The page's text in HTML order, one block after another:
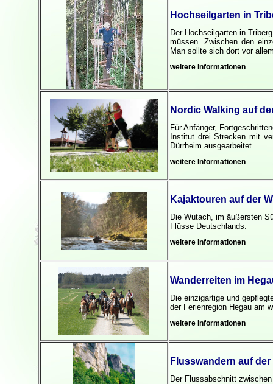
Hochseilgarten in
Der Hochseilgarten in
müssen. Zwischen den
Man sollte sich dort vor
weitere Informationen
Nordic Walking auf
Für Anfänger,
Institut drei Strecken mit
Dürrheim ausgearbeitet.
weitere Informationen
Kajaktouren auf der
Die Wutach, im äußersten
Flüsse Deutschlands.
weitere Informationen
Wanderreiten im
Die einzigartige und
der Ferienregion Hegau am
weitere Informationen
Flusswandern auf
Der Flussabschnitt